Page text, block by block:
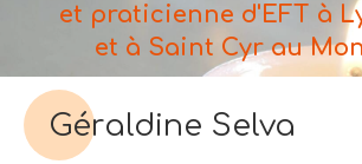
et praticienne d'EFT à
et à Saint Cyr au
Géraldine Selva